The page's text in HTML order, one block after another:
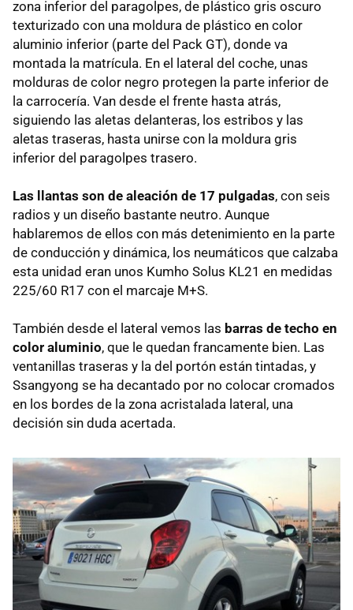
zona inferior del paragolpes, de plástico gris oscuro
texturizado con una moldura de plástico en color
aluminio inferior (parte del Pack GT), donde va
montada la matrícula. En el lateral del coche, unas
molduras de color negro protegen la parte inferior de
la carrocería. Van desde el frente hasta atrás,
siguiendo las aletas delanteras, los estribos y las
aletas traseras, hasta unirse con la moldura gris
inferior del paragolpes trasero.
Las llantas son de aleación de 17 pulgadas, con seis
radios y un diseño bastante neutro. Aunque
hablaremos de ellos con más detenimiento en la parte
de conducción y dinámica, los neumáticos que calzaba
esta unidad eran unos Kumho Solus KL21 en medidas
225/60 R17 con el marcaje M+S.
También desde el lateral vemos las barras de techo en
color aluminio, que le quedan francamente bien. Las
ventanillas traseras y la del portón están tintadas, y
Ssangyong se ha decantado por no colocar cromados
en los bordes de la zona acristalada lateral, una
decisión sin duda acertada.